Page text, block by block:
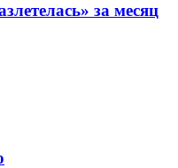
за месяц